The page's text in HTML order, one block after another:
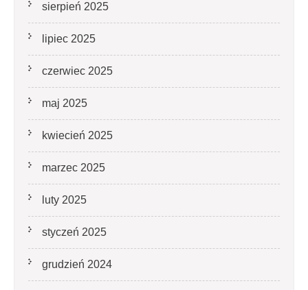
sierpień 2025
lipiec 2025
czerwiec 2025
maj 2025
kwiecień 2025
marzec 2025
luty 2025
styczeń 2025
grudzień 2024